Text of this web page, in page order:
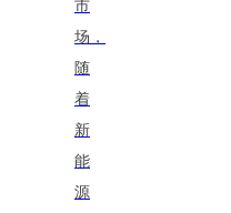
市
场，
随
着
新
能
源